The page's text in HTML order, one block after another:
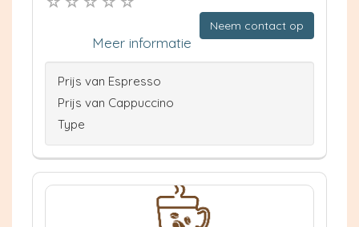
Neem contact op
Meer informatie
Prijs van Espresso
Prijs van Cappuccino
Type